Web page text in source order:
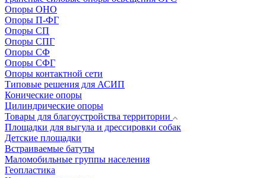
Опоры ОНО
Опоры П-ФГ
Опоры СП
Опоры СПГ
Опоры СФ
Опоры СФГ
Опоры контактной сети
Типовые решения для АСИП
Конические опоры
Цилиндрические опоры
Товары для благоустройства территории
Площадки для выгула и дрессировки собак
Детские площадки
Встраиваемые батуты
Маломобильные группы населения
Геопластика